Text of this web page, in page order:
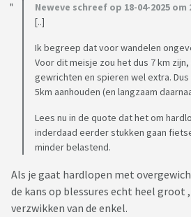
Neweve schreef op 18-04-2025 om
[..]
Ik begreep dat voor wandelen
Voor dit meisje zou het dus 7 km
gewrichten en spieren wel extra.
5km aanhouden (en langzaam
Lees nu in de quote dat het om
inderdaad eerder stukken gaan
minder belastend.
Als je gaat hardlopen met
de kans op blessures echt heel groot
verzwikken van de enkel.